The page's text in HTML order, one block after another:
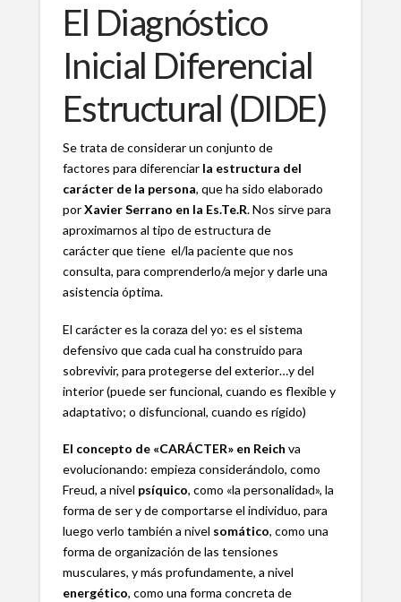
El Diagnóstico
Inicial Diferencial
Estructural (DIDE)
Se trata de considerar un conjunto de
factores para diferenciar la estructura del
carácter de la persona, que ha sido elaborado
porXavier Serrano en la Es.Te.R. Nos sirve para
aproximarnos al tipo de estructura de
carácter que tiene el/la paciente que nos
consulta, para comprenderlo/a mejor y darle una
asistencia óptima.
El carácter es la coraza del yo: es el sistema
defensivo que cada cual ha construido para
sobrevivir, para protegerse del exterior…y del
interior (puede ser funcional, cuando es flexible y
adaptativo; o disfuncional, cuando es rígido)
El concepto de «CARÁCTER» en Reich va
evolucionando: empieza considerándolo, como
Freud, a nivel psíquico, como «la personalidad», la
forma de ser y de comportarse el individuo, para
luego verlo también a nivel somático, como una
forma de organización de las tensiones
musculares, y más profundamente, a nivel
energético, como una forma concreta de